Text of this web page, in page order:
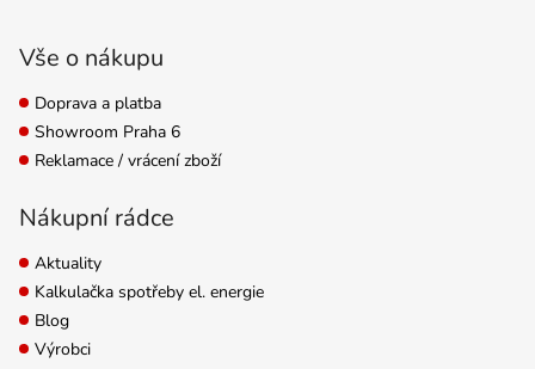
Vše o nákupu
Doprava a platba
Showroom Praha 6
Reklamace / vrácení zboží
Nákupní rádce
Aktuality
Kalkulačka spotřeby el. energie
Blog
Výrobci